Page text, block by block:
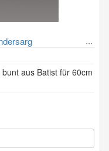
aus Batist für 60cm